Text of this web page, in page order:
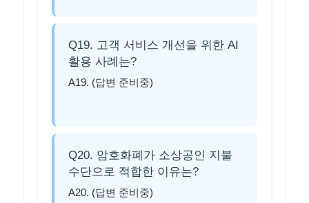
Q19. 고객 서비스 개선을 위한 AI
활용 사례는?
A19. (답변 준비중)
Q20. 암호화폐가 소상공인 지불
수단으로 적합한 이유는?
A20. (답변 준비중)